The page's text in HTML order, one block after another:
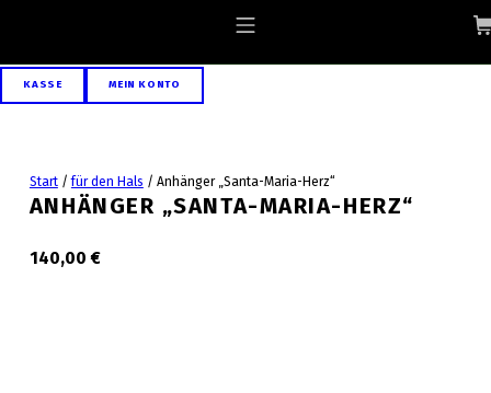
MOBILE MENU
KASSE MEIN KONTO
Start/für den Hals / Anhänger „Santa-Maria-Herz“
ANHÄNGER „SANTA-MARIA-HERZ“
140,00€